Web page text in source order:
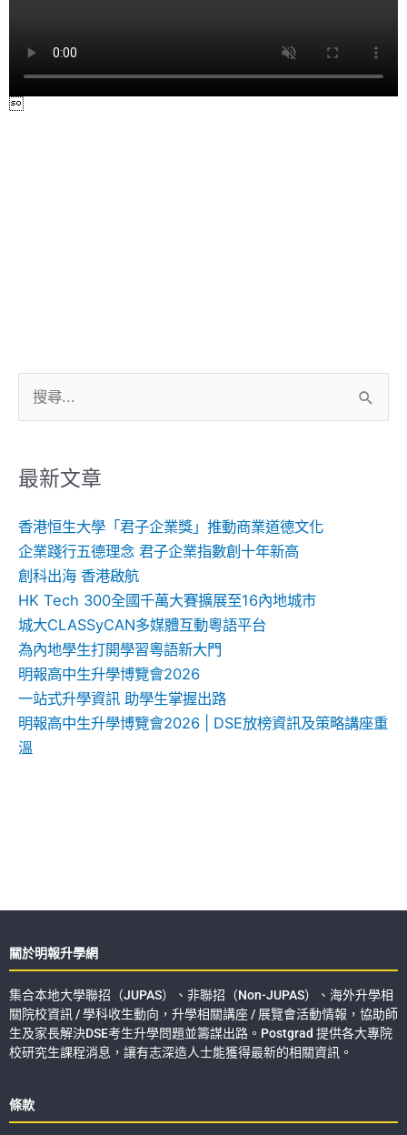
尋
鍵
最新文章
香港恒生大學「君子企業獎」推動商業道德文化
企業踐行五德理念 君子企業指數創十年新高
創科出海 香港啟航
HK Tech 300全國千萬大賽擴展至16內地城市
城大CLASSyCAN多媒體互動粵語平台
為內地學生打開學習粵語新大門
明報高中生升學博覽會2026
一站式升學資訊 助學生掌握出路
明報高中生升學博覽會2026 | DSE放榜資訊及策略講座重
溫
關於明報升學網
集合本地大學聯招（JUPAS）、非聯招（Non-JUPAS）、海外升學相
關院校資訊 / 學科收生動向，升學相關講座 / 展覽會活動情報，協助師
生及家長解決DSE考生升學問題並籌謀出路。Postgrad 提供各大專院
校研究生課程消息，讓有志深造人士能獲得最新的相關資訊。
條款